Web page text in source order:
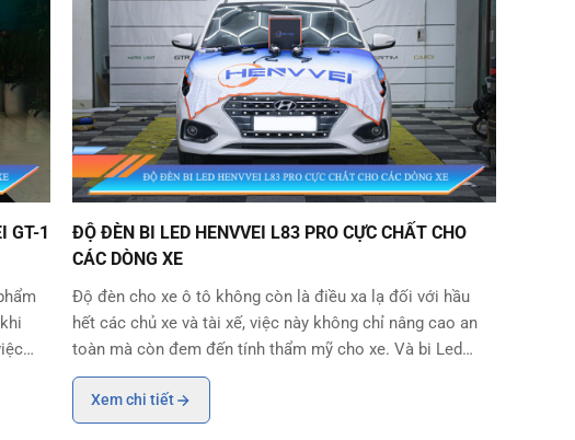
GT-1
GT-
ĐỘ ĐÈN BI LED HENVVEI L83 PRO CỰC CHẤT CHO
CÁC DÒNG XE
Độ đèn cho xe ô tô không còn là điều xa lạ đối với hầu
hết các chủ xe và tài xế, việc này không chỉ nâng cao an
toàn mà còn đem đến tính thẩm mỹ cho xe. Và bi Led
Henvvei L83 Pro hiện đang trở thành sự lựa chọn của
nhiều chủ xe bởi nhờ vào chất lượng vượt
Xem chi tiết